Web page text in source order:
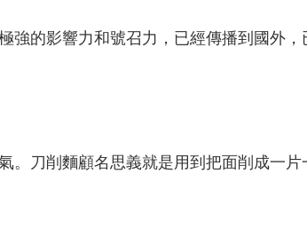
的影響力和號召力，已經傳播到國外，
刀削麵顧名思義就是用到把面削成一